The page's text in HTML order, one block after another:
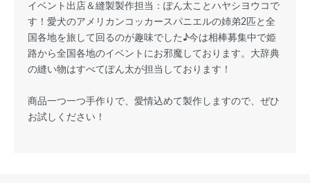
イベント出店＆縫製製作担当：ぽん太ことハヤシヨウコで
す！愛犬のアメリカンコッカースパニエルの姉弟2匹と全
国各地を旅して回るのが趣味でした♪今は相棒募集中で姫
路から全国各地のイベントにお邪魔しております。大辞典
の縫い物はすべてぽん太が担当しております！
商品一つ一つ手作りで、愛情込めて製作しますので、ぜひ
お試しください！